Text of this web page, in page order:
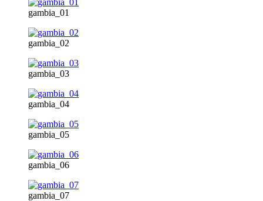
gambia_01
gambia_02
gambia_03
gambia_04
gambia_05
gambia_06
gambia_07